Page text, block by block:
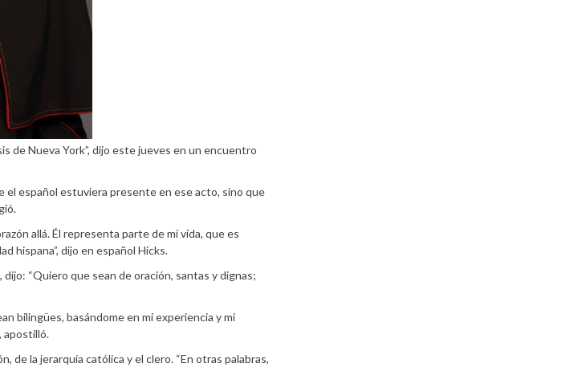
de Nueva York”, dijo este jueves en un encuentro
el español estuviera presente en ese acto, sino que
allá. Él representa parte de mi vida, que es
hispana”, dijo en español Hicks.
“Quiero que sean de oración, santas y dignas;
bilingües, basándome en mi experiencia y mi
apostilló.
de la jerarquía católica y el clero. “En otras palabras,